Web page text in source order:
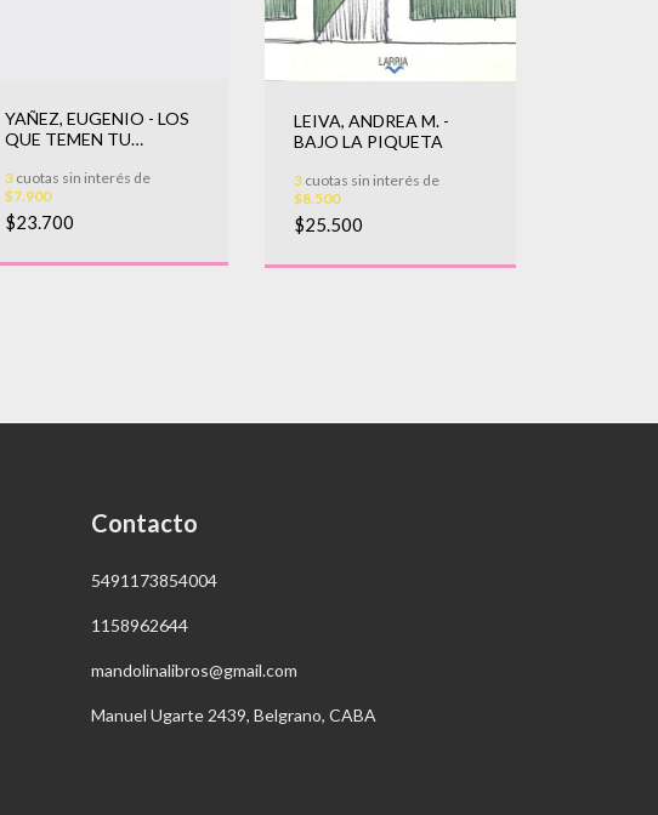
YAÑEZ, EUGENIO - LOS
QUE TEMEN TU
3 cuotas sin interés de
$7.900
$23.700
LEIVA, ANDREA M. -
BAJO LA PIQUETA
3cuotas sin interés de
$8.500
$25.500
Contacto
5491173854004
1158962644
mandolinalibros@gmail.com
Manuel Ugarte 2439, Belgrano, CABA